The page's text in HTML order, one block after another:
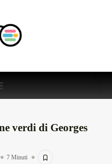
verdi di Georges
7 Minuti